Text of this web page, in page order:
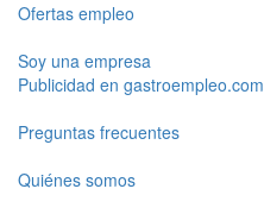
Ofertas empleo
Soy una empresa
Publicidad en gastroempleo.com
Preguntas frecuentes
Quiénes somos